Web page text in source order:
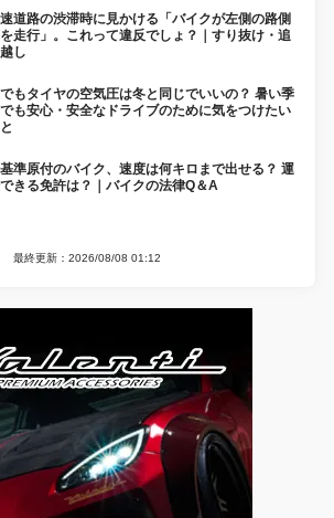
道路の渋滞時に見かける「バイクが左側の路側
走行」。これって違反でしょ？｜すり抜け・追
し
もタイヤの空気圧は冬と同じでいいの？ 暑い季
も安心・安全なドライブのために気をつけたい
準原付のバイク、速度は何キロまで出せる？ 運
きる免許は？｜バイクの法律Q＆A
最終更新：2026/08/08 01:12